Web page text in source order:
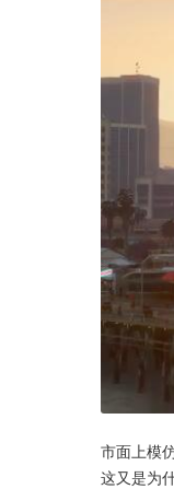
市面上模
这又是为